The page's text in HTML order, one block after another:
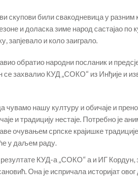
скупови били свакодневица у разним
и доласка зиме народ састајао по
запјевало и коло заиграло.
обратио народни посланик и
захвалио КУД „СОКО“ из Инђије и
чувамо нашу културу и обичаје и
и традицију нестаје. Потребно је
очувањем српске крајишке
у даљем раду.
КУД-а „СОКО“ а и ИГ Кордун,
Она је испричала историјат